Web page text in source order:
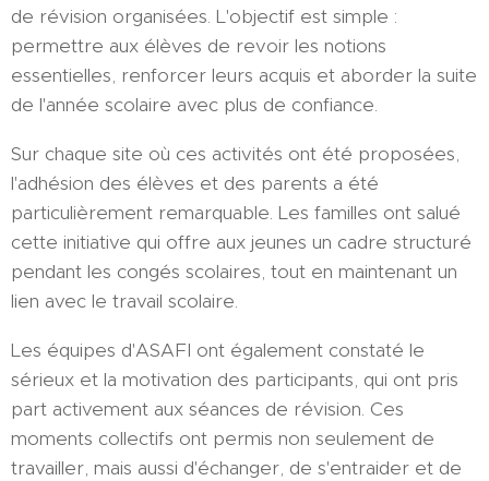
de révision organisées. L'objectif est simple :
permettre aux élèves de revoir les notions
essentielles, renforcer leurs acquis et aborder la suite
de l'année scolaire avec plus de confiance.
Sur chaque site où ces activités ont été proposées,
l'adhésion des élèves et des parents a été
particulièrement remarquable. Les familles ont salué
cette initiative qui offre aux jeunes un cadre structuré
pendant les congés scolaires, tout en maintenant un
lien avec le travail scolaire.
Les équipes d'ASAFI ont également constaté le
sérieux et la motivation des participants, qui ont pris
part activement aux séances de révision. Ces
moments collectifs ont permis non seulement de
travailler, mais aussi d'échanger, de s'entraider et de